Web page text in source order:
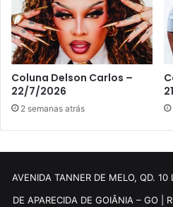
Coluna Delson Carlos –
22/7/2026
2 semanas atrás
AVENIDA TANNER DE MELO, QD. 10
DE APARECIDA DE GOIÂNIA – GO |